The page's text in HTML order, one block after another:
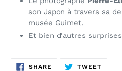
son Japon à travers sa
musée Guimet.
Et bien d'autres
SHARE SHARE
TWEETTWEET